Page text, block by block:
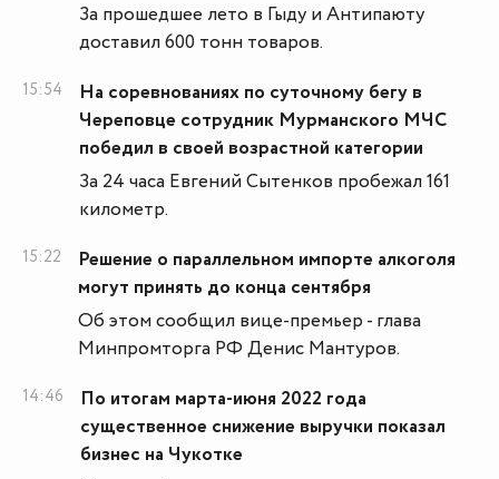
За прошедшее лето в Гыду и Антипаюту
доставил 600 тонн товаров.
15:54
На соревнованиях по суточному бегу в
Череповце сотрудник Мурманского МЧС
победил в своей возрастной категории
За 24 часа Евгений Сытенков пробежал 161
километр.
15:22
Решение о параллельном импорте алкоголя
могут принять до конца сентября
Об этом сообщил вице-премьер - глава
Минпромторга РФ Денис Мантуров.
14:46
По итогам марта-июня 2022 года
существенное снижение выручки показал
бизнес на Чукотке